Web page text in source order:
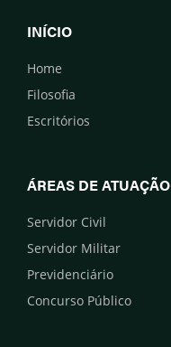
INÍCIO
Home
Filosofia
Escritórios
ÁREAS DE ATUAÇÃO
Servidor Civil
Servidor Militar
Previdenciário
Concurso Público